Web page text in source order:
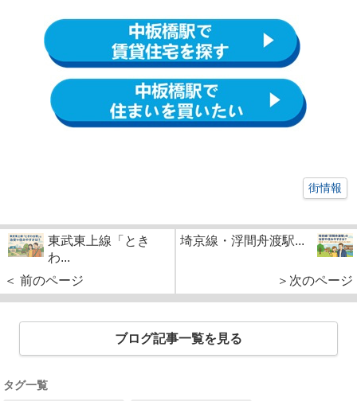
街情報
東武東上線「とき
わ...
＜ 前のページ
埼京線・浮間舟渡駅...
＞次のページ
ブログ記事一覧を見る
タグ一覧